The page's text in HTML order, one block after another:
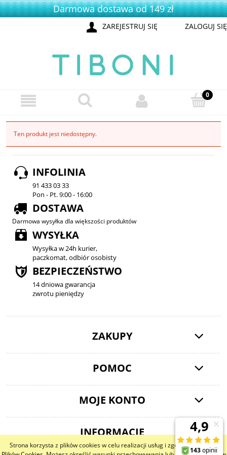
Darmowa dostawa od 149 zł
Strona korzysta z plików cookies w celu realizacji usług i zgodnie z Polityką
ZAREJESTRUJ SIĘ ZALOGUJ SIĘ
Ten produkt jest niedostępny.
INFOLINIA
91 433 03 33
Pon - Pt. 9:00 - 16:00
DOSTAWA
Darmowa wysyłka dla większości produktów
WYSYŁKA
Wysyłka w 24h kurier,
paczkomat, odbiór osobisty
BEZPIECZEŃSTWO
14 dniowa gwarancja
zwrotu pieniędzy
ZAKUPY
POMOC
MOJE KONTO
INFORMACJE